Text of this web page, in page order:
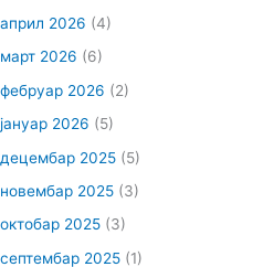
април 2026 (4)
март 2026 (6)
фебруар 2026 (2)
јануар 2026 (5)
децембар 2025 (5)
новембар 2025 (3)
октобар 2025 (3)
септембар 2025 (1)